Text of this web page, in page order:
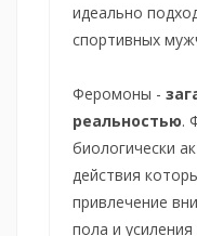
идеально
спортивных
Феромоны -
реальностью.
биологически
действия
привлечение
пола и